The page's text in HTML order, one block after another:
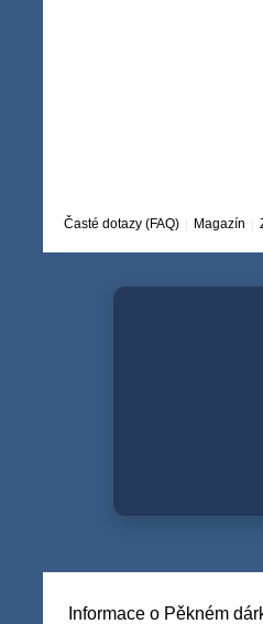
Časté dotazy (FAQ) Magazín
Informace o Pěkném